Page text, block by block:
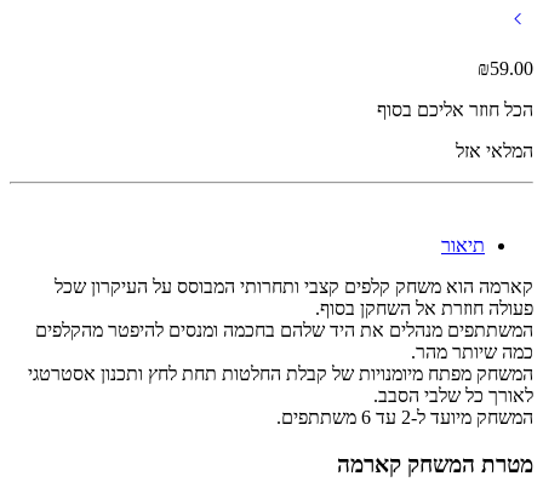
₪59.00
הכל חוזר אליכם בסוף
המלאי אזל
תיאור
קארמה הוא משחק קלפים קצבי ותחרותי המבוסס על העיקרון שכל
פעולה חוזרת אל השחקן בסוף.
המשתתפים מנהלים את היד שלהם בחכמה ומנסים להיפטר מהקלפים
כמה שיותר מהר.
המשחק מפתח מיומנויות של קבלת החלטות תחת לחץ ותכנון אסטרטגי
לאורך כל שלבי הסבב.
המשחק מיועד ל-2 עד 6 משתתפים.
מטרת המשחק קארמה